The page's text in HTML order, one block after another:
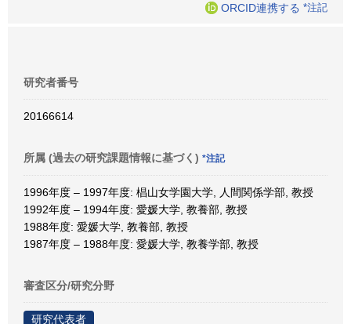
ORCID連携する *注記
研究者番号
20166614
所属 (過去の研究課題情報に基づく) *注記
1996年度 – 1997年度: 椙山女学園大学, 人間関係学部, 教授
1992年度 – 1994年度: 愛媛大学, 教養部, 教授
1988年度: 愛媛大学, 教養部, 教授
1987年度 – 1988年度: 愛媛大学, 教養学部, 教授
審査区分/研究分野
研究代表者